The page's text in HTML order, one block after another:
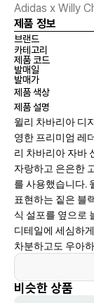
Adidas x Willy
제품 정보
브랜드
카테고리
제품 코드
발매일
발매가
제품 색상
제품 설명
윌리 차바리아 디
영한 프리미엄 레
리 차바리아 자바
자랑하고 은은한
를 사용했습니다.
표현하는 짙은 블
식 설포를 옆으로
디테일에 세심하
차분하고도 우아
비슷한 상품